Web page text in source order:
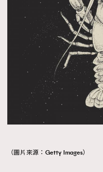
（圖片來源：Getty Images）